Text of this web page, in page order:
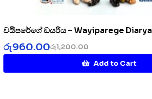
වයිපරේගේ ඩයරිය – Wayiparege Diarya
රු1,200.00
රු960.00
Add to Cart